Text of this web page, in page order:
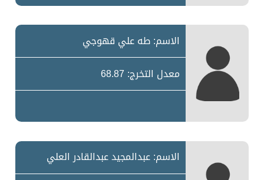
الاسم: طه علي قهوجي
معدل التخرج: 68.87
الاسم: عبدالمجيد عبدالقادر العلي